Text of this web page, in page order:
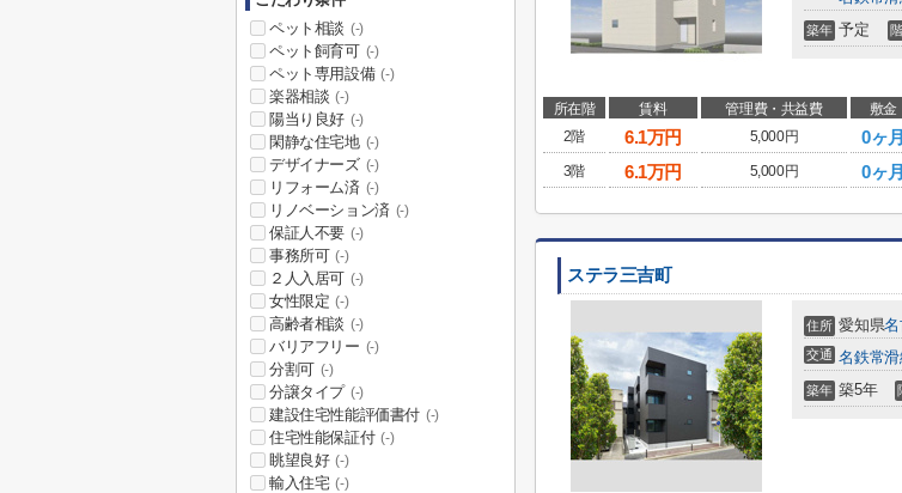
築年 予定
所在階 賃料 管理費・共益費 敷金
2階
6.1万円 5,000円 0ヶ月
3階
6.1万円 5,000円 0ヶ月
ステラ三吉町
住所 愛知県
交通 名鉄常滑
築年 築5年
ペット相談 (-)
ペット飼育可 (-)
ペット専用設備 (-)
楽器相談 (-)
陽当り良好 (-)
閑静な住宅地 (-)
デザイナーズ (-)
リフォーム済 (-)
リノベーション済 (-)
保証人不要 (-)
事務所可 (-)
２人入居可 (-)
女性限定 (-)
高齢者相談 (-)
バリアフリー (-)
分割可 (-)
分譲タイプ (-)
建設住宅性能評価書付 (-)
住宅性能保証付 (-)
眺望良好 (-)
輸入住宅 (-)